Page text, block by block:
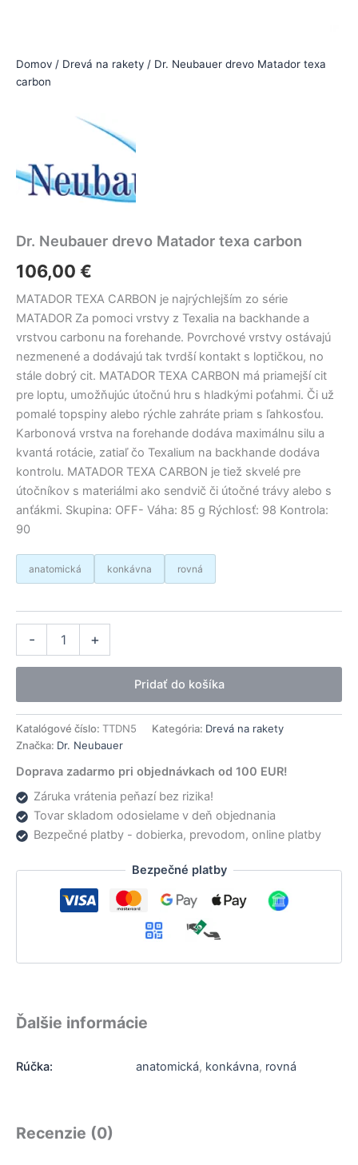
Domov / Drevá na rakety / Dr. Neubauer drevo Matador texa
carbon
Dr. Neubauer drevo Matador texa carbon
106,00 €
MATADOR TEXA CARBON je najrýchlejším zo série
MATADOR Za pomoci vrstvy z Texalia na backhande a
vrstvou carbonu na forehande. Povrchové vrstvy ostávajú
nezmenené a dodávajú tak tvrdší kontakt s loptičkou, no
stále dobrý cit. MATADOR TEXA CARBON má priamejší cit
pre loptu, umožňujúc útočnú hru s hladkými poťahmi. Či už
pomalé topspiny alebo rýchle zahráte priam s ľahkosťou.
Karbonová vrstva na forehande dodáva maximálnu silu a
kvantá rotácie, zatiaľ čo Texalium na backhande dodáva
kontrolu. MATADOR TEXA CARBON je tiež skvelé pre
útočníkov s materiálmi ako sendvič či útočné trávy alebo s
anťákmi. Skupina: OFF- Váha: 85 g Rýchlosť: 98 Kontrola:
90
anatomická konkávna rovná
-
carbon
+
Pridať do košíka
Katalógové číslo: TTDN5 Kategória: Drevá na rakety
Značka: Dr. Neubauer
Doprava zadarmo pri objednávkach od 100 EUR!
Záruka vrátenia peňazí bez rizika!
Tovar skladom odosielame v deň objednania
Bezpečné platby - dobierka, prevodom, online platby
Bezpečné platby
Ďalšie informácie
Rúčka: anatomická, konkávna, rovná
Recenzie (0)